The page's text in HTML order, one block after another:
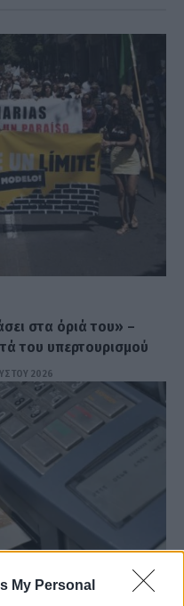
My Personal
στα όριά του» –
του υπερτουρισμού
2026